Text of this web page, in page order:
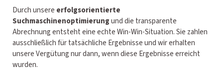
Durch unsere erfolgsorientierte
Suchmaschinenoptimierungund die transparente
Abrechnung entsteht eine echte Win-Win-Situation. Sie zahlen
ausschließlich für tatsächliche Ergebnisse und wir erhalten
unsere Vergütung nur dann, wenn diese Ergebnisse erreicht
wurden.